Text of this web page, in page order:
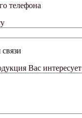
телефона
Вас интересует